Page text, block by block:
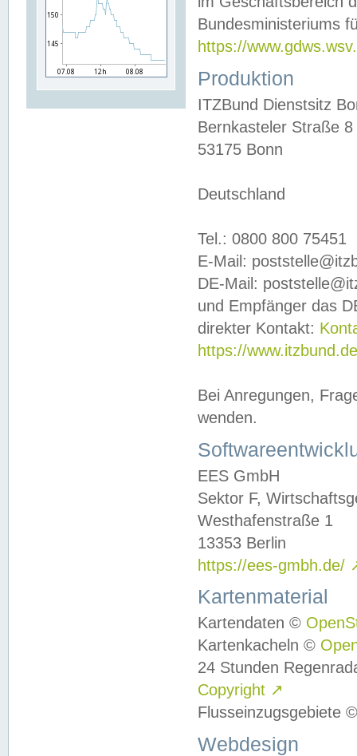
Bundesministeriums
https://
Produktion
ITZBund Dienstsitz
Bernkasteler Straße 8
53175 Bonn
Deutschland
Tel.: 0800 800 75451
E-Mail:
DE-Mail:
und Empfänger das
direkter Kontakt:
https://
Bei Anregungen,
wenden.
EES GmbH
Sektor F,
Westhafenstraße 1
13353 Berlin
https://ees-gmbh.de/
Kartenmaterial
Kartendaten ©
Kartenkacheln ©
24 Stunden
Copyright ↗
Flusseinzugsgebiete
Webdesign